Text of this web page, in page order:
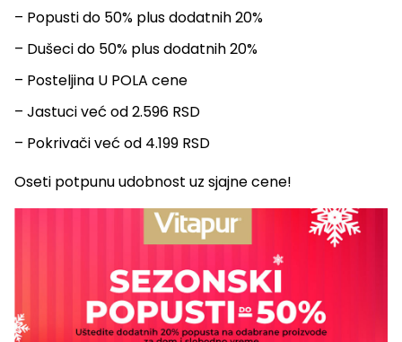
– Popusti do 50% plus dodatnih 20%
– Dušeci do 50% plus dodatnih 20%
– Posteljina U POLA cene
– Jastuci već od 2.596 RSD
– Pokrivači već od 4.199 RSD
Oseti potpunu udobnost uz sjajne cene!